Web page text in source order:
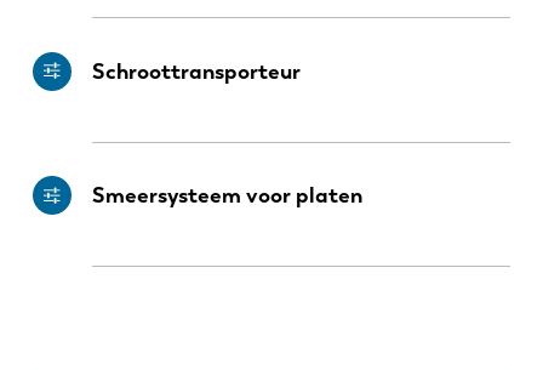
Schroottransporteur
Smeersysteem voor platen